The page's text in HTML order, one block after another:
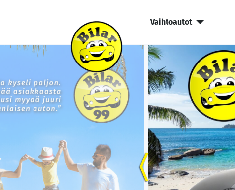
Vaihtoautot